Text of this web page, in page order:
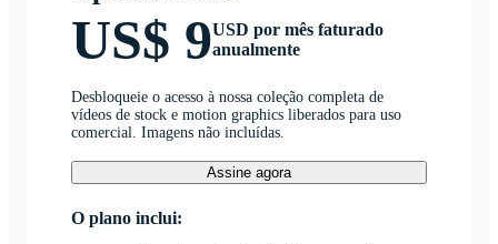
US$ 9USD por mês faturado
anualmente
Desbloqueie o acesso à nossa coleção completa de
vídeos de stock e motion graphics liberados para uso
comercial. Imagens não incluídas.
Assine agora
O plano inclui: